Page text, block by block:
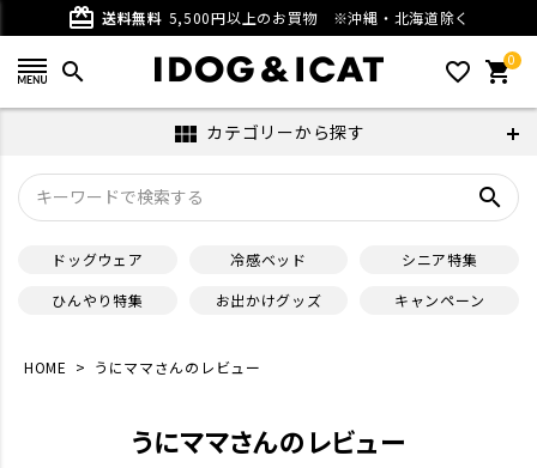
card_giftcard 送料無料 5,500円以上のお買物 ※沖縄・北海道除く
search favorite_outline 0
shopping_cart
view_module カテゴリーから探す
search
ドッグウェア 冷感ベッド
シニア特集
ひんやり特集
お出かけグッズ キャンペーン
HOME うにママさんのレビュー
うにママさんのレビュー